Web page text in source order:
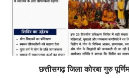
छत्तीसगढ़ जिला कोरबा गुरु